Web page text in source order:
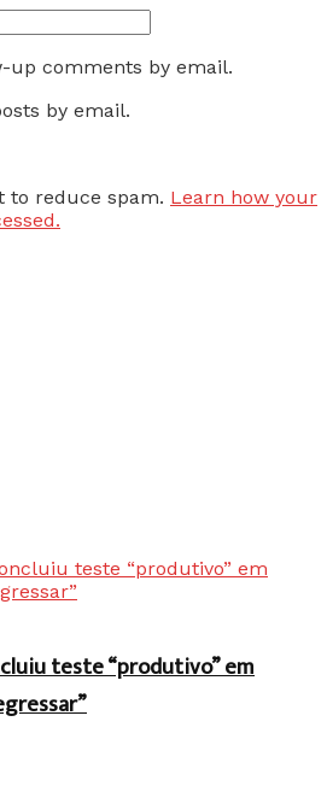
up comments by email.
by email.
to reduce spam. Learn how your
teste “produtivo” em